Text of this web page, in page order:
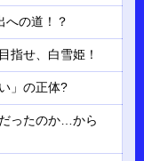
への道！？
指せ、白雪姫！
」の正体?
ったのか…から